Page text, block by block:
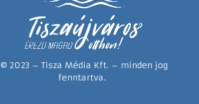
© 2023 – Tisza Média Kft. – minden jog
fenntartva.